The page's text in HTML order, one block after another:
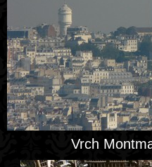
Vrch